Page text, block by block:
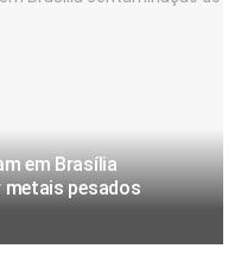
em Brasília
pesados